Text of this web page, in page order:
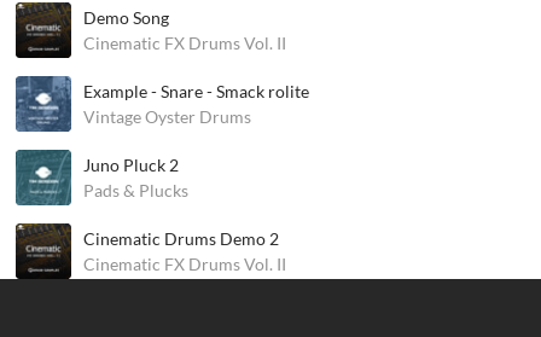
Demo Song
Cinematic FX Drums Vol. II
Example - Snare - Smack rolite
Vintage Oyster Drums
Juno Pluck 2
Pads & Plucks
Cinematic Drums Demo 2
Cinematic FX Drums Vol. II